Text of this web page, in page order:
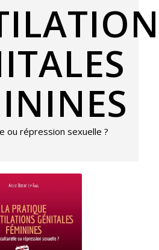
ou répression sexuelle ?